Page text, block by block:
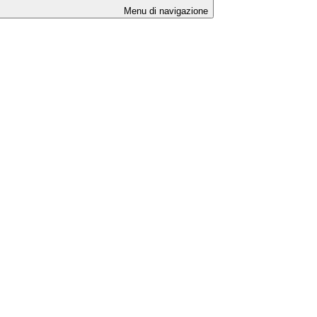
Menu di navigazione